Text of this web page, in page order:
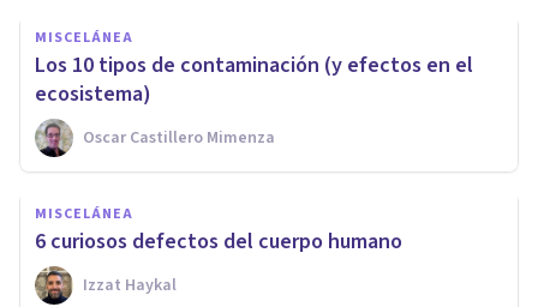
MISCELÁNEA
Los 10 tipos de contaminación (y efectos en el
ecosistema)
Oscar Castillero Mimenza
MISCELÁNEA
6 curiosos defectos del cuerpo humano
Izzat Haykal
Autoecología: qué es,
características y funciones